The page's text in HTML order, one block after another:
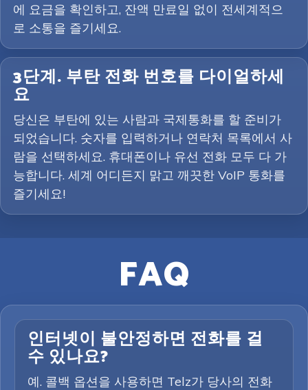
에 요금을 확인하고, 잔액 만료일 없이 전세계적으
로 소통을 즐기세요.
3단계. 부탄 전화 번호를 다이얼하세
요
당신은 부탄에 있는 사람과 국제통화를 할 준비가
되었습니다. 숫자를 입력하거나 연락처 목록에서 사
람을 선택하세요. 휴대폰이나 유선 전화 모두 다 가
능합니다. 세계 어디든지 맑고 깨끗한 VoIP 통화를
즐기세요!
FAQ
인터넷이 불안정하면 전화를 걸
수 있나요?
예. 콜백 옵션을 사용하면 Telz가 당사의 전화